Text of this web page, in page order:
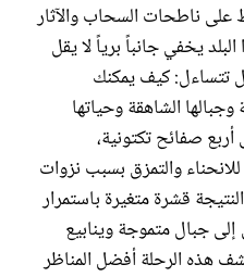
على ناطحات السحاب والآثار
يخفي جانباً برياً لا يقل
تتساءل: كيف يمكنك
الشاهقة وحياتها
أربع صفائح تكتونية،
والتمزق بسبب نزوات
قشرة متغيرة باستمرار
جبال متموجة وينابيع
هذه الرحلة أفضل المناظر